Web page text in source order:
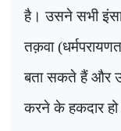
है। उसने सभी
तक़वा
बता सकते हैं और
करने के हकदार